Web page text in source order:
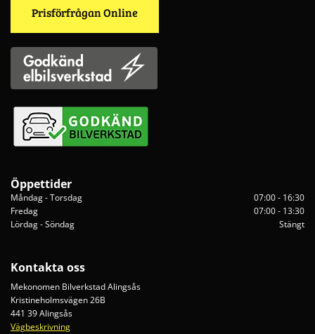
Prisförfrågan Online
Öppettider
Måndag - Torsdag
07:00 - 16:30
Fredag
07:00 - 13:30
Lördag - Söndag
Stängt
Kontakta oss
Mekonomen Bilverkstad Alingsås
Kristineholmsvägen 26B
441 39 Alingsås
Vägbeskrivning